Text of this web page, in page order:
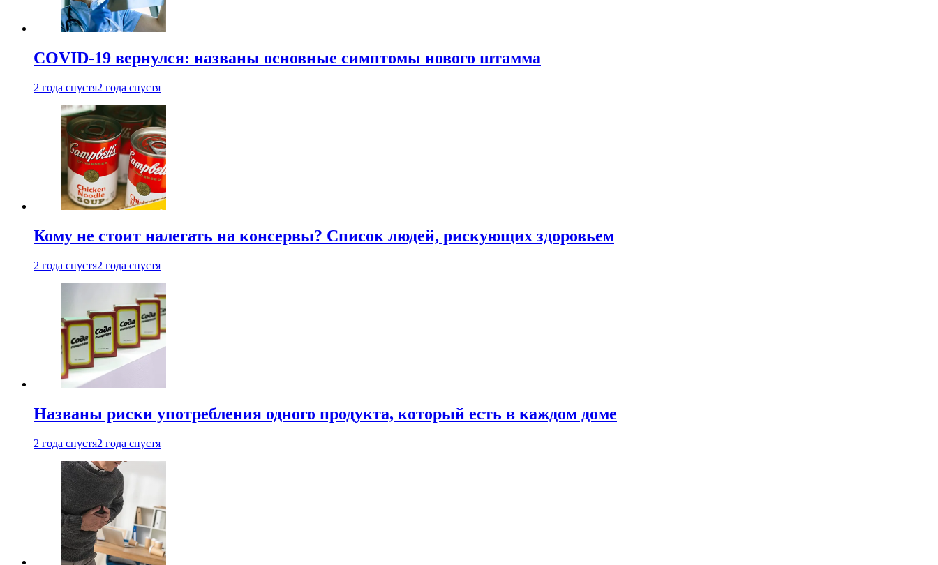
COVID-19 вернулся: названы основные симптомы нового штамма
2 года спустя2 года спустя
Кому не стоит налегать на консервы? Список людей, рискующих здоровьем
2 года спустя2 года спустя
Названы риски употребления одного продукта, который есть в каждом доме
2 года спустя2 года спустя